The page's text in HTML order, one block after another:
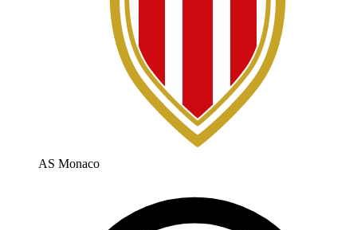
AS Monaco